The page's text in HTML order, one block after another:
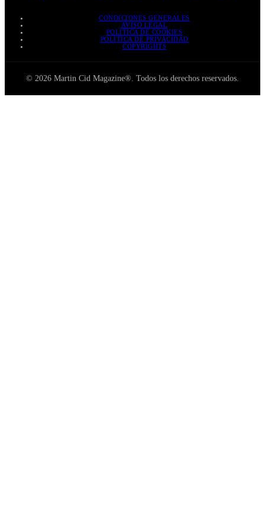
CONDICIONES GENERALES
AVISO LEGAL
POLÍTICA DE COOKIES
POLÍTICA DE PRIVACIDAD
COPYRIGHTS
© 2026 Martin Cid Magazine®. Todos los derechos reservados.